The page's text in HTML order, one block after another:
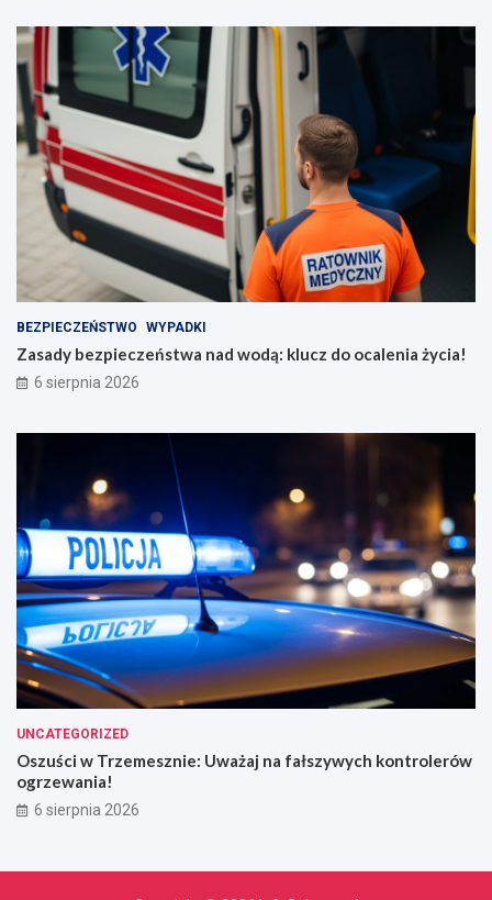
BEZPIECZEŃSTWO WYPADKI
Zasady bezpieczeństwa nad wodą: klucz do ocalenia życia!
6 sierpnia 2026
UNCATEGORIZED
Oszuści w Trzemesznie: Uważaj na fałszywych kontrolerów
ogrzewania!
6 sierpnia 2026